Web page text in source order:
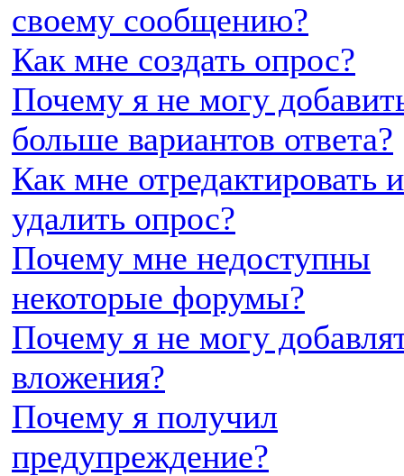
своему сообщению?
Как мне создать опрос?
Почему я не могу
больше вариантов ответа?
Как мне отредактировать
удалить опрос?
Почему мне недоступны
некоторые форумы?
Почему я не могу
вложения?
Почему я получил
предупреждение?